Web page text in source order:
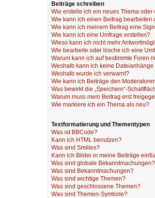
Beiträge schreiben
Wie erstelle ich ein neues Thema oder
Wie kann ich einen Beitrag bearbeiten
Wie kann ich meinem Beitrag eine
Wie kann ich eine Umfrage erstellen?
Wieso kann ich nicht mehr
Wie bearbeite oder lösche ich eine
Warum kann ich auf bestimmte Foren
Weshalb kann ich keine
Weshalb wurde ich verwarnt?
Wie kann ich Beiträge den
Was bewirkt die „Speichern“-
Warum muss mein Beitrag erst
Wie markiere ich ein Thema als neu?
Textformatierung und Thementypen
Was ist BBCode?
Kann ich HTML benutzen?
Was sind Smilies?
Kann ich Bilder in meine Beiträge
Was sind globale Bekanntmachungen?
Was sind Bekanntmachungen?
Was sind wichtige Themen?
Was sind geschlossene Themen?
Was sind Themen-Symbole?